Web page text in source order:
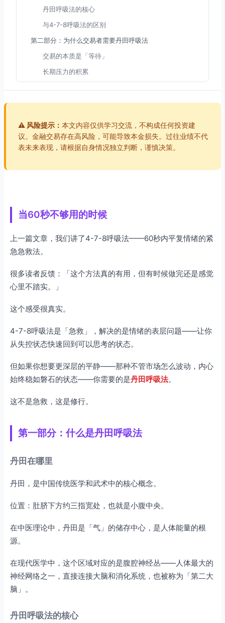
丹田呼吸法的核心
与4-7-8呼吸法的区别
第二部分：为什么交易者需要丹田呼吸法
交易的本质是「等待」
长期压力的积累
第三部分：丹田呼吸法的具体步骤
步骤一：找到丹田
步骤二：腹部呼吸
场景1：开盘前的定心仪式
场景3：持仓过程中的稳定
第五部分：实战案例
案例一：从「坐不住」到「稳如磐石」
案例二：开盘前的定心仪式
第六部分：常见问题
办？」
问题2：「我做了一周，感觉没什么变化？」
问题4：「丹田呼吸和冥想有什么区别？」
初学者计划（第1-4周）
进阶计划（第5-8周）
总结
行动建议
⚠️ 风险提示： 本文内容仅供学习交流，不构成任何投资建
议。金融交易存在高风险，可能导致本金损失。过往业绩不代
表未来表现，请根据自身情况独立判断，谨慎决策。
当60秒不够用的时候
上一篇文章，我们讲了4-7-8呼吸法——60秒内平复情绪的紧
急急救法。
很多读者反馈：「这个方法真的有用，但有时候做完还是感觉
心里不踏实。」
这个感受很真实。
4-7-8呼吸法是「急救」，解决的是情绪的表层问题——让你
从失控状态快速回到可以思考的状态。
但如果你想要更深层的平静——那种不管市场怎么波动，内心
始终稳如磐石的状态——你需要的是丹田呼吸法。
这不是急救，这是修行。
第一部分：什么是丹田呼吸法
丹田在哪里
丹田，是中国传统医学和武术中的核心概念。
位置：肚脐下方约三指宽处，也就是小腹中央。
在中医理论中，丹田是「气」的储存中心，是人体能量的根
源。
在现代医学中，这个区域对应的是腹腔神经丛——人体最大的
神经网络之一，直接连接大脑和消化系统，也被称为「第二大
脑」。
丹田呼吸法的核心